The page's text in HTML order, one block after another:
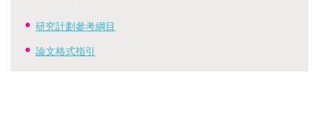
研究計劃參考綱目
論文格式指引